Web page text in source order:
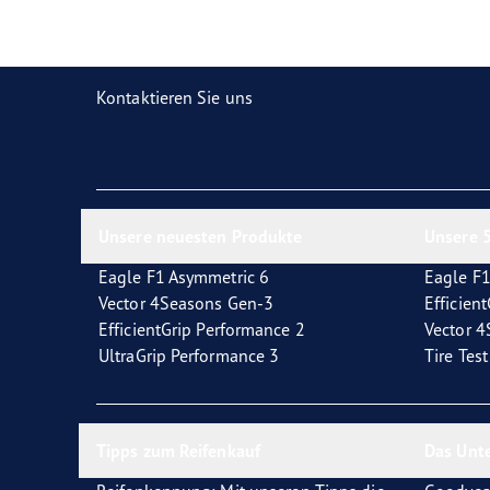
Kontaktieren Sie uns
Eagle F1 Asymmetric 6
Vector 4Seasons Gen-3
EfficientGrip Performance 2
UltraGrip Performance 3
Eagle
Vector
Tire